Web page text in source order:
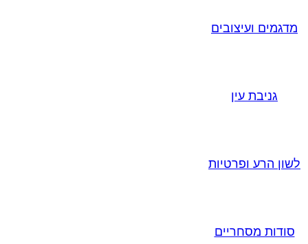
מדגמים ועיצובים
גניבת עין
לשון הרע ופרטיות
סודות מסחריים